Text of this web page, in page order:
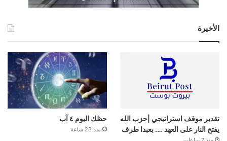
الأخيرة
تقدير موقف استراتيجي |حزب الله
يفتح النار على العهد …. بعبدا طرف
حظك اليوم ٤ آب
منذ 23 ساعة